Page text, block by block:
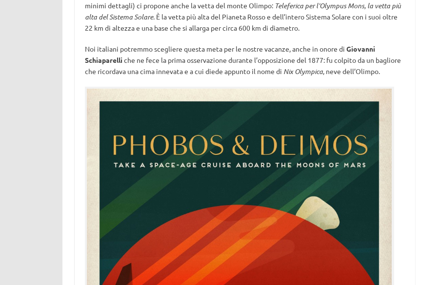
minimi dettagli) ci propone anche la vetta del monte Olimpo: Teleferica per l’Olympus Mons, la vetta più
alta del Sistema Solare. È la vetta più alta del Pianeta Rosso e dell’intero Sistema Solare con i suoi oltre
22 km di altezza e una base che si allarga per circa 600 km di diametro.
Noi italiani potremmo scegliere questa meta per le nostre vacanze, anche in onore di Giovanni
Schiaparelli che ne fece la prima osservazione durante l’opposizione del 1877: fu colpito da un bagliore
che ricordava una cima innevata e a cui diede appunto il nome di Nix Olympica, neve dell’Olimpo.